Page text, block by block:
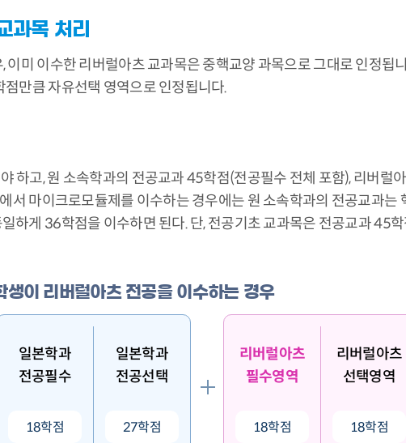
과목 처리
이미 이수한 리버럴아츠 교과목은 중핵교양 과목으로 그대로 인정됩
만큼 자유선택 영역으로 인정됩니다.
하고, 원 소속학과의 전공교과 45학점(전공필수 전체 포함), 리버럴
서 마이크로모듈제를 이수하는 경우에는 원 소속학과의 전공교과
하게 36학점을 이수하면 된다. 단, 전공기초 교과목은 전공교과 45
이 리버럴아츠 전공을 이수하는 경우
일본학과
전공필수
18학점
일본학과
전공선택
27학점
리버럴아츠
필수영역
18학점
리버럴아츠
선택영역
18학점